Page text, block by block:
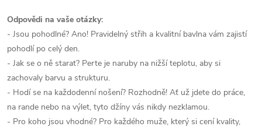
Odpovědi na vaše otázky:
- Jsou pohodlné? Ano! Pravidelný střih a kvalitní bavlna vám zajistí
pohodlí po celý den.
- Jak se o ně starat? Perte je naruby na nižší teplotu, aby si
zachovaly barvu a strukturu.
- Hodí se na každodenní nošení? Rozhodně! Ať už jdete do práce,
na rande nebo na výlet, tyto džíny vás nikdy nezklamou.
- Pro koho jsou vhodné? Pro každého muže, který si cení kvality,